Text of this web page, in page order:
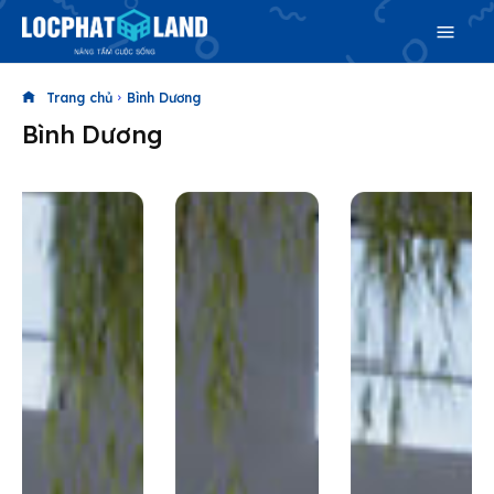
Search
Search
Phiên bản cập nhật V3
& tìm kiếm nhanh chóng hơn
Trang chủ
Dự án
Mua bán
Cho thuê
Trang chủ Bình Dương
Bình Dương